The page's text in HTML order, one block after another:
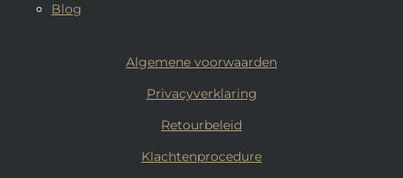
Blog
Algemene voorwaarden
Privacyverklaring
Retourbeleid
Klachtenprocedure